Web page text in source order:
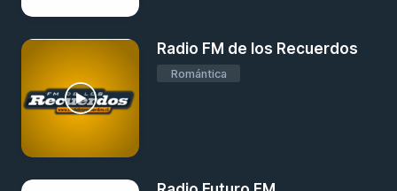
Radio FM de los Recuerdos
Romántica